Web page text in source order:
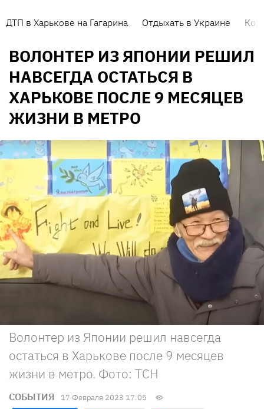
ДТП в Харькове на Гагарина Отдыхать в Украине
ВОЛОНТЕР ИЗ ЯПОНИИ РЕШИЛ
НАВСЕГДА ОСТАТЬСЯ В
ХАРЬКОВЕ ПОСЛЕ 9 МЕСЯЦЕВ
ЖИЗНИ В МЕТРО
Волонтер из Японии решил навсегда
остаться в Харькове после 9 месяцев
жизни в метро. Фото: ТСН
СОБЫТИЯ 17 Февраля 2023 17:05